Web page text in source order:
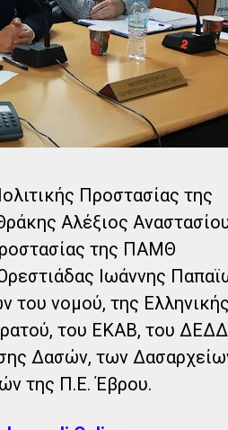
Προστασίας της
Αλέξιος
της ΠΑΜΘ
Ιωάννης
νομού, της Ελληνικής
του ΕΚΑΒ, του
Δασών, των
της Π.Ε. Έβρου.